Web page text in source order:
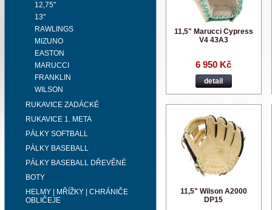
12,75"
13"
RAWLINGS
MIZUNO
EASTON
MARUCCI
FRANKLIN
WILSON
RUKAVICE ZADÁCKÉ
RUKAVICE 1. META
PÁLKY SOFTBALL
PÁLKY BASEBALL
PÁLKY BASEBALL DŘEVĚNÉ
BOTY
HELMY | MŘÍŽKY | CHRÁNIČE
OBLIČEJE
11,5" Marucci Cypress
V4 43A3
6 950 Kč
detail
11,5" Wilson A2000
DP15